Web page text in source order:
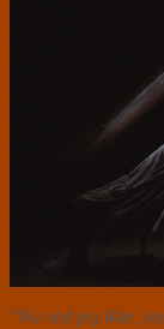
”Nu ved jeg ikke,